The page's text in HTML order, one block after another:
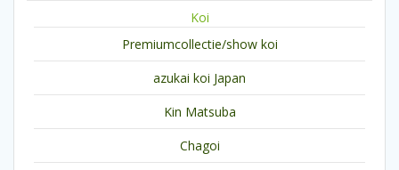
Koi
Premiumcollectie/show koi
azukai koi Japan
Kin Matsuba
Chagoi